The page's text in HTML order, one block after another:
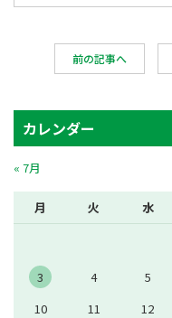
前の記事へ
カレンダー
月 火 水
3
4 5
10
11 12
« 7月